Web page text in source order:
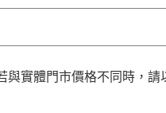
與實體門市價格不同時，請